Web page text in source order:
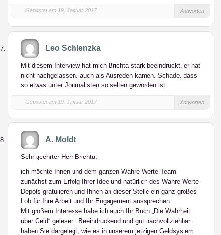
Gepostet am 19. Januar 2017 Antworten
Leo Schlenzka
Mit diesem Interview hat mich Brichta stark beeindruckt, er hat
nicht nachgelassen, auch als Ausreden kamen. Schade, dass
so etwas unter Journalisten so selten geworden ist.
Gepostet am 19. Januar 2017 Antworten
A. Moldt
Sehr geehrter Herr Brichta,
ich möchte Ihnen und dem ganzen Wahre-Werte-Team
zunächst zum Erfolg Ihrer Idee und natürlich des Wahre-Werte-
Depots gratulieren und Ihnen an dieser Stelle ein ganz großes
Lob für Ihre Arbeit und Ihr Engagement aussprechen.
Mit großem Interesse habe ich auch Ihr Buch „Die Wahrheit
über Geld“ gelesen. Beeindruckend und gut nachvollziehbar
haben Sie dargelegt, wie es in unserem jetzigen Geldsystem